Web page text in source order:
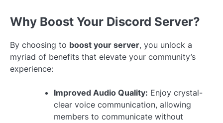
Why Boost Your Discord Server?
By choosing to boost your server, you unlock a
myriad of benefits that elevate your community’s
experience:
Improved Audio Quality: Enjoy crystal-
clear voice communication, allowing
members to communicate without